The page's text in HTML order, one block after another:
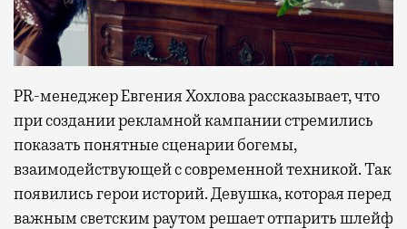
PR-менеджер Евгения Хохлова рассказывает, что
при создании рекламной кампании стремились
показать понятные сценарии богемы,
взаимодействующей с современной техникой. Так
появились герои историй. Девушка, которая перед
важным светским раутом решает отпарить шлейф